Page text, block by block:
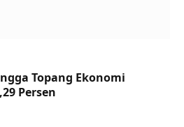
Topang Ekonomi
Persen